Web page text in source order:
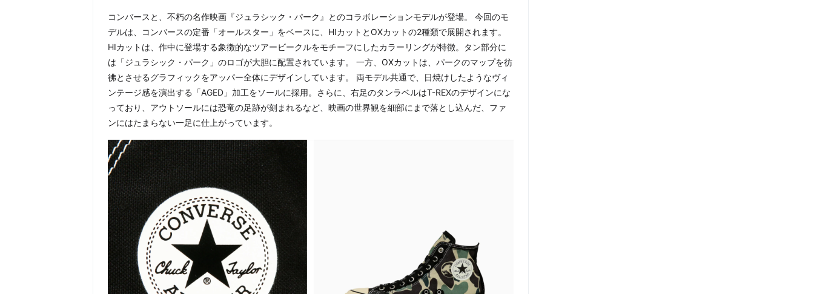
コンバースと、不朽の名作映画『ジュラシック・パーク』とのコラボレーションモデルが登場。 今回のモ
デルは、コンバースの定番「オールスター」をベースに、HIカットとOXカットの2種類で展開されます。
HIカットは、作中に登場する象徴的なツアービークルをモチーフにしたカラーリングが特徴。タン部分に
は「ジュラシック・パーク」のロゴが大胆に配置されています。 一方、OXカットは、パークのマップを彷
彿とさせるグラフィックをアッパー全体にデザインしています。 両モデル共通で、日焼けしたようなヴィ
ンテージ感を演出する「AGED」加工をソールに採用。さらに、右足のタンラベルはT-REXのデザインにな
っており、アウトソールには恐竜の足跡が刻まれるなど、映画の世界観を細部にまで落とし込んだ、ファ
ンにはたまらない一足に仕上がっています。